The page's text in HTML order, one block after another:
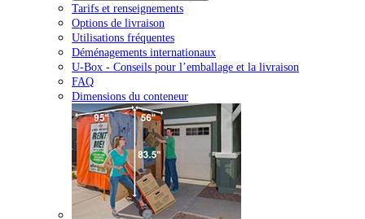
Tarifs et renseignements
Options de livraison
Utilisations fréquentes
Déménagements internationaux
U-Box - Conseils pour l’emballage et la livraison
FAQ
Dimensions du conteneur